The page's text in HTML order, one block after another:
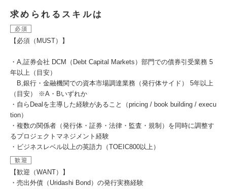
求められるスキルは
必須
【必須（MUST）】
・A,証券会社 DCM（Debt Capital Markets）部門での債券引受業務 5
年以上（目安）
B,銀行・金融機関での資本市場調達業務（発行体サイド） 5年以上
（目安） ※A・Bいずれか
・自らDealを主導した経験があること（pricing / book building / execu
tion）
・複数の関係者（発行体・証券・法律・監査・規制）を同時に調整す
るプロジェクトマネジメント経験
・ビジネスレベル以上の英語力（TOEIC800以上）
歓迎
【歓迎（WANT）】
・売出外債（Uridashi Bond）の発行実務経験